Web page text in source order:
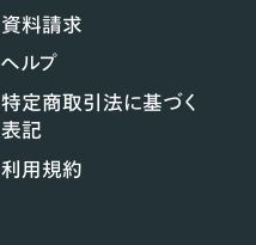
資料請求
ヘルプ
特定商取引法に基づく
表記
利用規約